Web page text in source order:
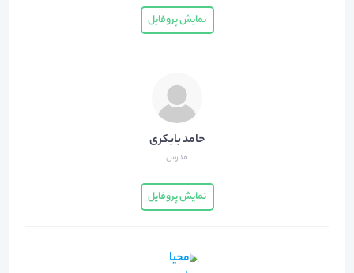
نمایش پروفایل
حامد بابکری
مدرس
نمایش پروفایل